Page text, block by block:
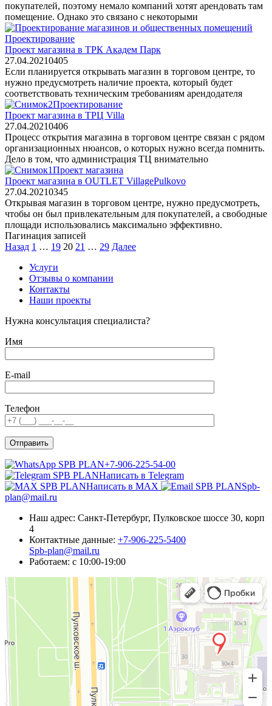
покупателей, поэтому немало компаний хотят арендовать там
помещение. Однако это связано с некоторыми
Проектирование
Проект магазина в ТРК Академ Парк
27.04.20210405
Если планируется открывать магазин в торговом центре, то
нужно предусмотреть наличие проекта, который будет
соответствовать техническим требованиям арендодателя
Проектирование
Проект магазина в ТРЦ Villa
27.04.20210406
Процесс открытия магазина в торговом центре связан с рядом
организационных нюансов, о которых нужно всегда помнить.
Дело в том, что администрация ТЦ внимательно
Проект магазина
Проект магазина в OUTLET VillagePulkovo
27.04.20210345
Открывая магазин в торговом центре, нужно предусмотреть,
чтобы он был привлекательным для покупателей, а свободные
площади использовались максимально эффективно.
Пагинация записей
Назад 1 … 19 20 21 … 29 Далее
Услуги
Отзывы о компании
Контакты
Наши проекты
Нужна консультация специалиста?
Имя
E-mail
Телефон
+7-906-225-54-00
Написать в Telegram
Написать в MAX
Spb-
plan@mail.ru
Наш адрес: Санкт-Петербург, Пулковское шоссе 30, корп
4
Контактные данные: +7-906-225-5400
Spb-plan@mail.ru
Работаем: c 10:00-19:00